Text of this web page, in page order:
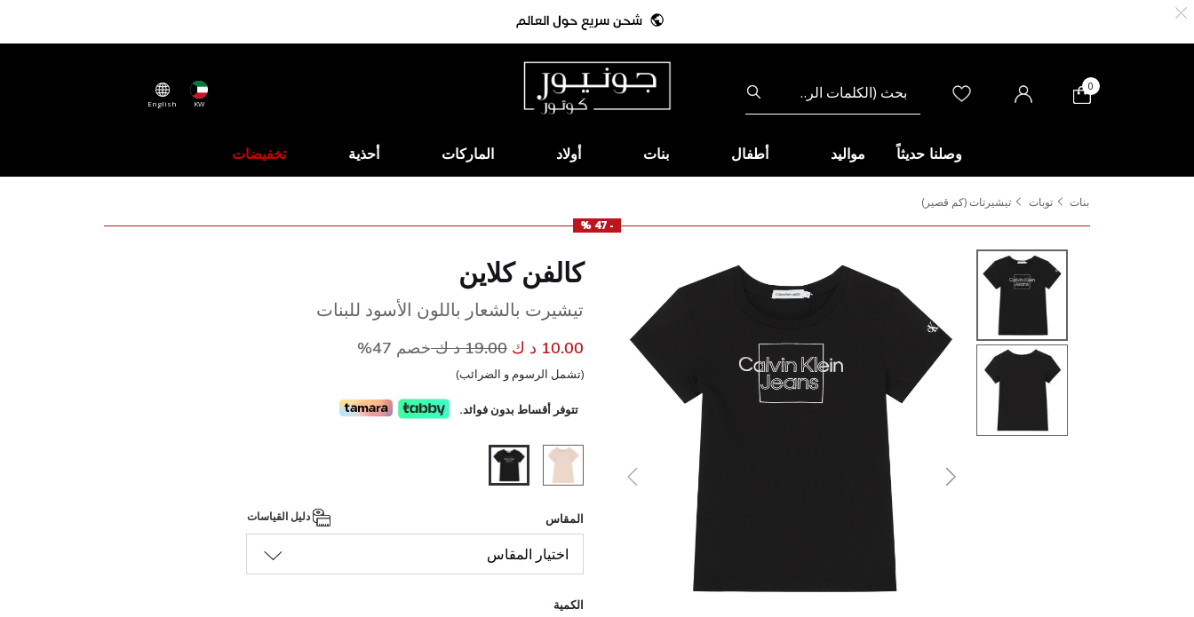
KW
English
0
وصلنا حديثاً مواليد أطفال بنات أولاد الماركات أحذية تخفيضات
بنات توبات
تيشيرتات (كم قصير)
- 47 %
السابق
كالفن كلاين
تيشيرت بالشعار باللون الأسود للبنات
10.00 د ك سعر مخفض من
19.00 د ك إلى
خصم 47%
(تشمل الرسوم و الضرائب)
تتوفر أقساط بدون فوائد.
المقاس
اختيار المقاس
الكمية